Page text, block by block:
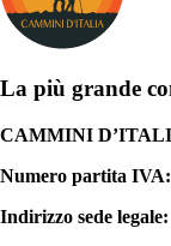
La più grande
CAMMINI
Numero partita IVA:
Indirizzo sede legale: